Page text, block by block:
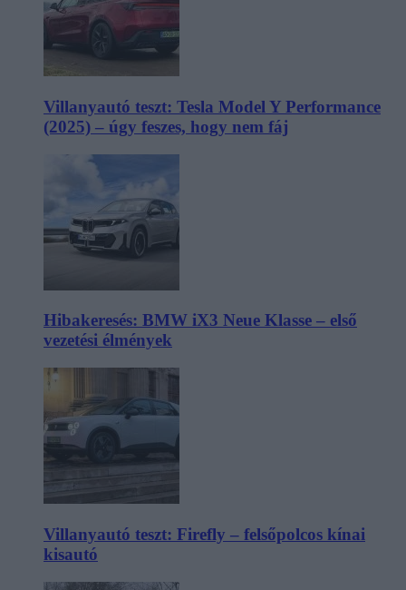
Villanyautó teszt: Tesla Model Y Performance
(2025) – úgy feszes, hogy nem fáj
Hibakeresés: BMW iX3 Neue Klasse – első
vezetési élmények
Villanyautó teszt: Firefly – felsőpolcos kínai
kisautó